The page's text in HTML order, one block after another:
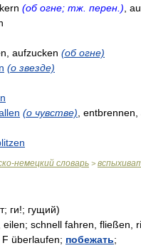
(об огне; тж. перен.) ,
aufzucken (об огне)
(о звезде)
(о чувстве) ,
немецкий словарь >
­ги!; ­гущий)
schnell fahren, fließen,
überlaufen; побежать;